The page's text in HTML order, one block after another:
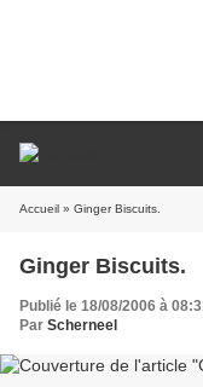
Accueil » Ginger Biscuits.
Ginger Biscuits.
Publié le 18/08/2006 à
Par Scherneel